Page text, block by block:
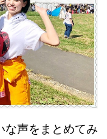
な声をまとめてみ